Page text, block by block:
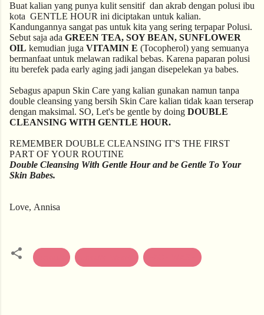
Buat kalian yang punya kulit sensitif dan akrab dengan polusi ibu
kota GENTLE HOUR ini diciptakan untuk kalian.
Kandungannya sangat pas untuk kita yang sering terpapar Polusi.
Sebut saja ada GREEN TEA, SOY BEAN, SUNFLOWER
OIL kemudian juga VITAMIN E (Tocopherol) yang semuanya
bermanfaat untuk melawan radikal bebas. Karena paparan polusi
itu berefek pada early aging jadi jangan disepelekan ya babes.
Sebagus apapun Skin Care yang kalian gunakan namun tanpa
double cleansing yang bersih Skin Care kalian tidak kaan terserap
dengan maksimal. SO, Let's be gentle by doing DOUBLE
CLEANSING WITH GENTLE HOUR.
REMEMBER DOUBLE CLEANSING IT'S THE FIRST
PART OF YOUR ROUTINE
Double Cleansing With Gentle Hour and be Gentle To Your
Skin Babes.
Love, Annisa